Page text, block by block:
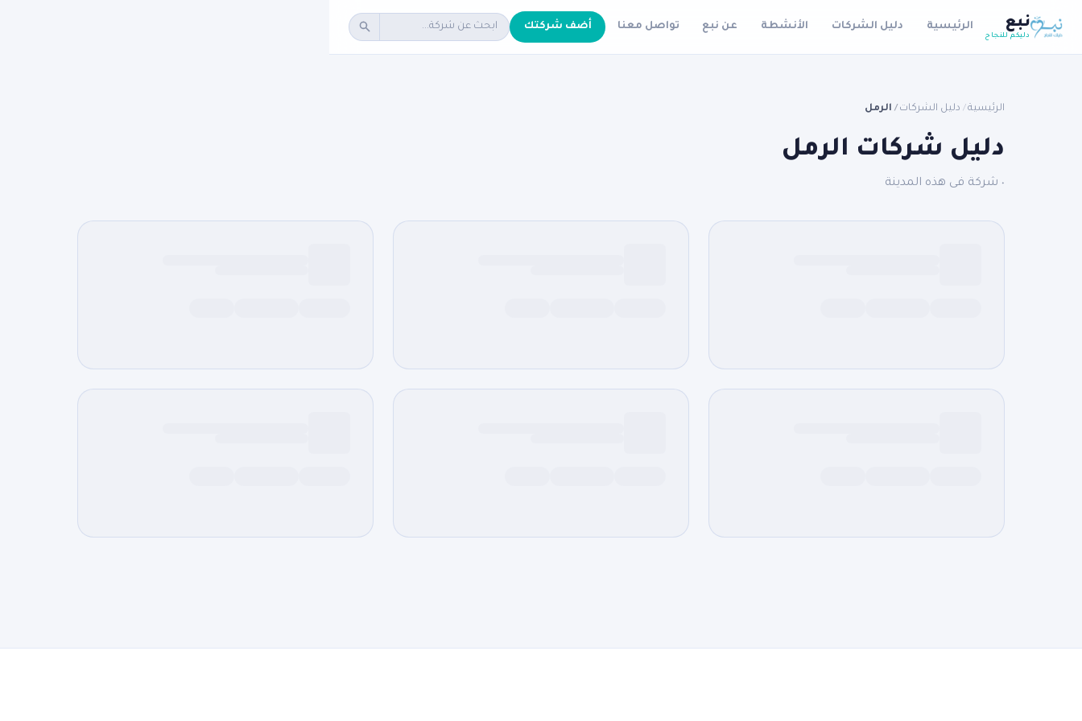
نبع
دليكم للنجاح
الرئيسية دليل الشركات الأنشطة عن نبع تواصل معنا أضف شركتك
الرئيسية/ دليل الشركات / الرمل
دليل شركات الرمل
٠ شركة فى هذه المدينة